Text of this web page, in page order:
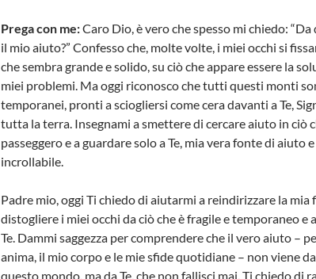
Prega con me:Caro Dio, è vero che spesso mi chiedo:
il mio aiuto?” Confesso che, molte volte, i miei occhi si
che sembra grande e solido, su ciò che appare essere la
miei problemi. Ma oggi riconosco che tutti questi monti
temporanei, pronti a sciogliersi come cera davanti a Te,
tutta la terra. Insegnami a smettere di cercare aiuto in ciò
passeggero e a guardare solo a Te, mia vera fonte di aiuto
incrollabile.
Padre mio, oggi Ti chiedo di aiutarmi a reindirizzare la mia
distogliere i miei occhi da ciò che è fragile e temporaneo e
Te. Dammi saggezza per comprendere che il vero aiuto –
anima, il mio corpo e le mie sfide quotidiane – non viene
questo mondo, ma da Te, che non fallisci mai. Ti chiedo di